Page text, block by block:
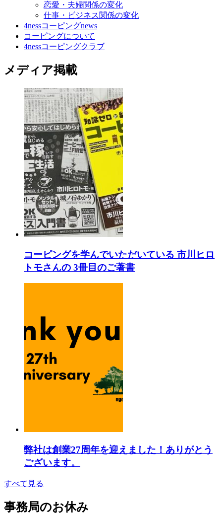
恋愛・夫婦関係の変化
仕事・ビジネス関係の変化
4nessコーピングnews
コーピングについて
4nessコーピングクラブ
メディア掲載
コーピングを学んでいただいている 市川ヒロ
トモさんの 3冊目のご著書
弊社は創業27周年を迎えました！ありがとう
ございます。
すべて見る
事務局のお休み